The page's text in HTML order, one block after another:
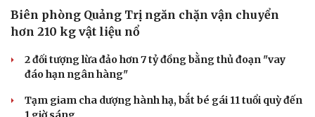
Biên phòng Quảng Trị ngăn chặn vận chuyển
hơn 210 kg vật liệu nổ
2 đối tượng lừa đảo hơn 7 tỷ đồng bằng thủ đoạn "vay
đáo hạn ngân hàng"
Tạm giam cha dượng hành hạ, bắt bé gái 11 tuổi quỳ đến